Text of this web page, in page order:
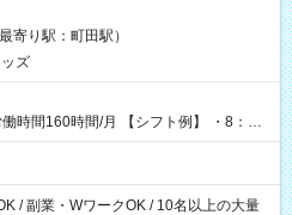
寄り駅：町田駅）
ズ
/月 【シフト例】 ・8：00
/ 副業・WワークOK / 10名以上の大量